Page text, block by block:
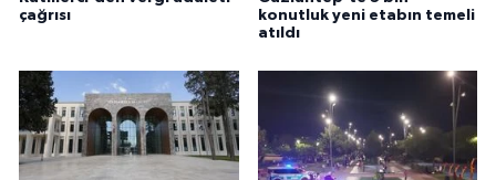
çağrısı
konutluk yeni etabın temeli
atıldı